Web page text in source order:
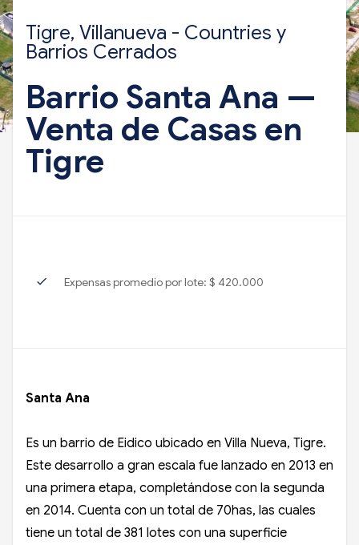
Tigre, Villanueva - Countries y
Barrios Cerrados
Barrio Santa Ana —
Venta de Casas en
Tigre
check Expensas promedio por lote: $ 420.000
Santa Ana
Es un barrio de Eidico ubicado en Villa Nueva, Tigre.
Este desarrollo a gran escala fue lanzado en 2013 en
una primera etapa, completándose con la segunda
en 2014. Cuenta con un total de 70has, las cuales
tiene un total de 381 lotes con una superficie